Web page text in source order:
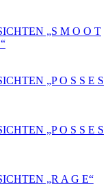
„S M O O T
„P O S S E S
„P O S S E S
„R A G E“